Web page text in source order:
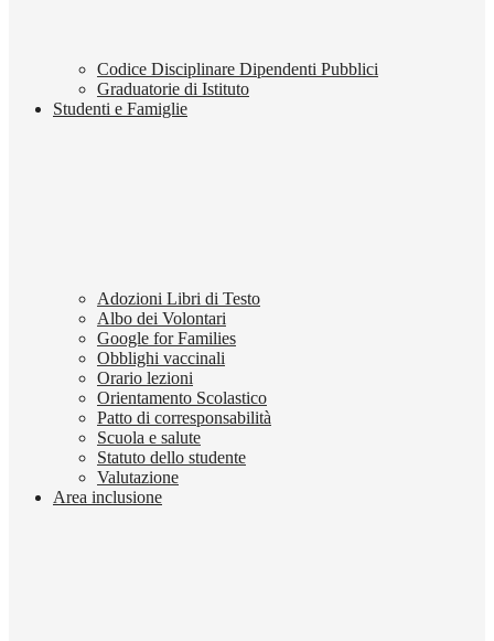
Codice Disciplinare Dipendenti Pubblici
Graduatorie di Istituto
Studenti e Famiglie
Adozioni Libri di Testo
Albo dei Volontari
Google for Families
Obblighi vaccinali
Orario lezioni
Orientamento Scolastico
Patto di corresponsabilità
Scuola e salute
Statuto dello studente
Valutazione
Area inclusione